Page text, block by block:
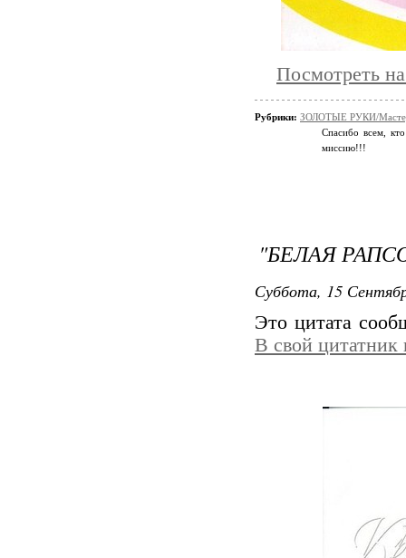
Посмотреть
Рубрики: ЗОЛОТЫЕ РУКИ/
Спасибо всем,
миссию!!!
"БЕЛАЯ
Суббота, 15
Это цитата
В свой цитатник